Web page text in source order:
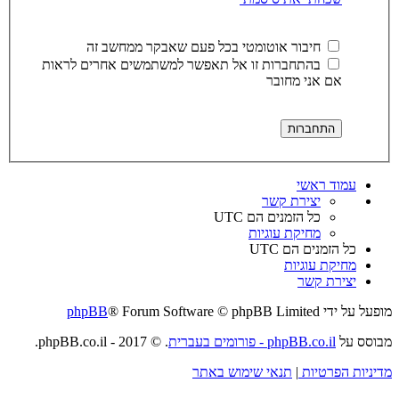
חיבור אוטומטי בכל פעם שאבקר ממחשב זה
בהתחברות זו אל תאפשר למשתמשים אחרים לראות
אם אני מחובר
עמוד ראשי
יצירת קשר
כל הזמנים הם UTC
מחיקת עוגיות
כל הזמנים הם UTC
מחיקת עוגיות
יצירת קשר
מופעל על ידי
phpBB® Forum Software © phpBB Limited
מבוסס על phpBB.co.il - פורומים בעברית
. © 2017 - phpBB.co.il.
מדיניות הפרטיות | תנאי שימוש באתר